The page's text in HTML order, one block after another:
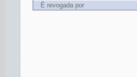
É revogada por